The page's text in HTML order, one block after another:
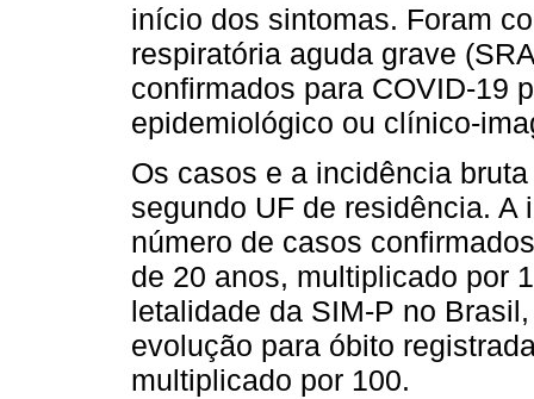
início dos sintomas. Foram
respiratória aguda grave
confirmados para COVID-19
epidemiológico ou clínico-
Os casos e a incidência
segundo UF de residência.
número de casos
de 20 anos, multiplicado por
letalidade da SIM-P no
evolução para óbito
multiplicado por 100.